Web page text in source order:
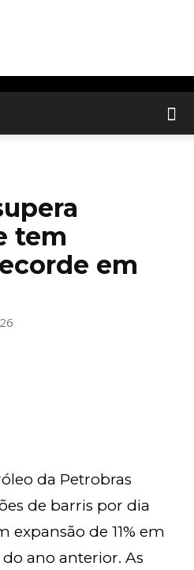
tem
em
da Petrobras
de barris por dia
expansão de 11% em
ano anterior. As